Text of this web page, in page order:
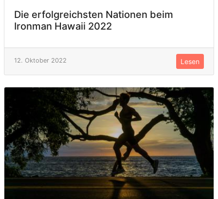
Die erfolgreichsten Nationen beim
Ironman Hawaii 2022
12. Oktober 2022 Lesen